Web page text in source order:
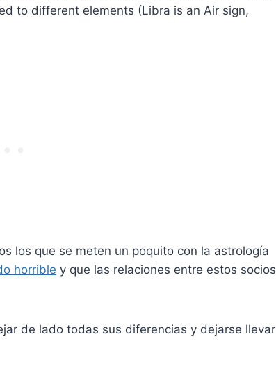
to different elements (Libra is an Air sign,
los que se meten un poquito con la astrología
horrible y que las relaciones entre estos socios
de lado todas sus diferencias y dejarse llevar